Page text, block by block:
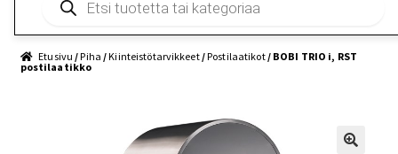
search
Etusivu /Piha /Kiinteistötarvikkeet/Postilaatikot/ BOBI TRIO i, RST
postilaatikko